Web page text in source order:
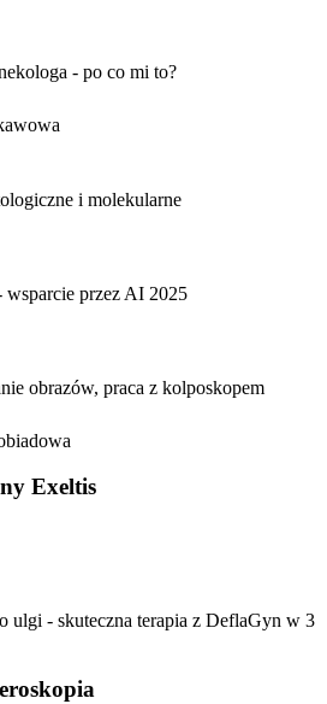
- po co mi to?
i molekularne
przez AI 2025
obrazów, praca z kolposkopem
Exeltis
ulgi - skuteczna terapia z DeflaGyn w 3